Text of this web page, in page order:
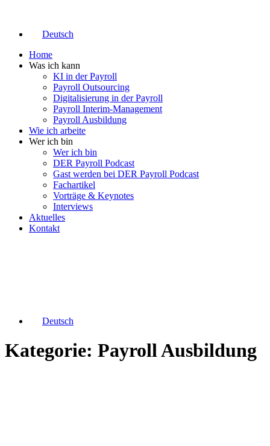
Deutsch
Home
Was ich kann
KI in der Payroll
Payroll Outsourcing
Digitalisierung in der Payroll
Payroll Interim-Management
Payroll Ausbildung
Wie ich arbeite
Wer ich bin
Wer ich bin
DER Payroll Podcast
Gast werden bei DER Payroll Podcast
Fachartikel
Vorträge & Keynotes
Interviews
Aktuelles
Kontakt
Deutsch
Kategorie: Payroll Ausbildung